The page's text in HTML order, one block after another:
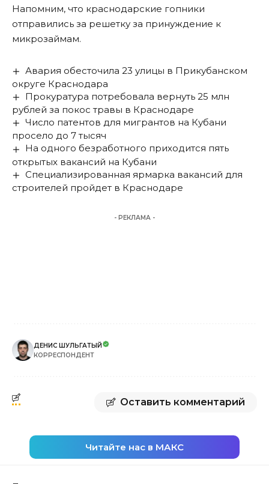
Напомним, что краснодарские гопники
отправились за решетку за принуждение к
микрозаймам.
Авария обесточила 23 улицы в Прикубанском
округе Краснодара
Прокуратура потребовала вернуть 25 млн
рублей за покос травы в Краснодаре
Число патентов для мигрантов на Кубани
просело до 7 тысяч
На одного безработного приходится пять
открытых вакансий на Кубани
Специализированная ярмарка вакансий для
строителей пройдет в Краснодаре
- РЕКЛАМА -
ДЕНИС ШУЛЬГАТЫЙ
КОРРЕСПОНДЕНТ
Оставить комментарий
Читайте нас в МАКС